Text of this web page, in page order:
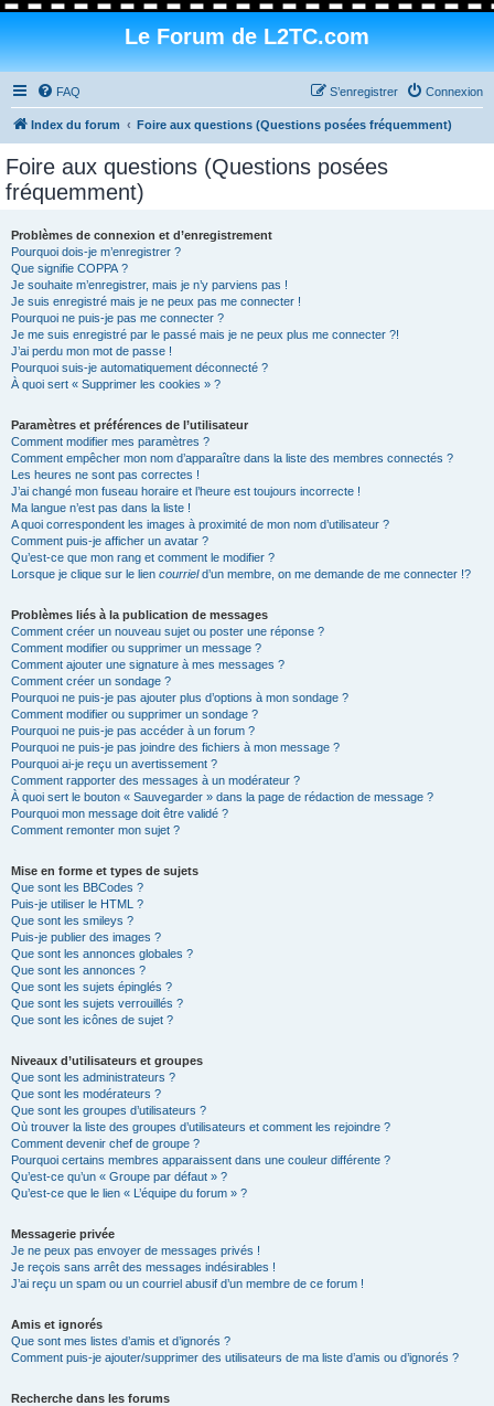
Le Forum de L2TC.com
FAQ Connexion
S’enregistrer
Index du forum Foire aux questions (Questions posées fréquemment)
Foire aux questions (Questions posées
fréquemment)
Problèmes de connexion et d’enregistrement
Pourquoi dois-je m’enregistrer ?
Que signifie COPPA ?
Je souhaite m’enregistrer, mais je n’y parviens pas !
Je suis enregistré mais je ne peux pas me connecter !
Pourquoi ne puis-je pas me connecter ?
Je me suis enregistré par le passé mais je ne peux plus me connecter ?!
J’ai perdu mon mot de passe !
Pourquoi suis-je automatiquement déconnecté ?
À quoi sert « Supprimer les cookies » ?
Paramètres et préférences de l’utilisateur
Comment modifier mes paramètres ?
Comment empêcher mon nom d’apparaître dans la liste des membres connectés ?
Les heures ne sont pas correctes !
J’ai changé mon fuseau horaire et l’heure est toujours incorrecte !
Ma langue n’est pas dans la liste !
A quoi correspondent les images à proximité de mon nom d’utilisateur ?
Comment puis-je afficher un avatar ?
Qu’est-ce que mon rang et comment le modifier ?
Lorsque je clique sur le lien courrield’un membre, on me demande de me connecter !?
Problèmes liés à la publication de messages
Comment créer un nouveau sujet ou poster une réponse ?
Comment modifier ou supprimer un message ?
Comment ajouter une signature à mes messages ?
Comment créer un sondage ?
Pourquoi ne puis-je pas ajouter plus d’options à mon sondage ?
Comment modifier ou supprimer un sondage ?
Pourquoi ne puis-je pas accéder à un forum ?
Pourquoi ne puis-je pas joindre des fichiers à mon message ?
Pourquoi ai-je reçu un avertissement ?
Comment rapporter des messages à un modérateur ?
À quoi sert le bouton « Sauvegarder » dans la page de rédaction de message ?
Pourquoi mon message doit être validé ?
Comment remonter mon sujet ?
Mise en forme et types de sujets
Que sont les BBCodes ?
Puis-je utiliser le HTML ?
Que sont les smileys ?
Puis-je publier des images ?
Que sont les annonces globales ?
Que sont les annonces ?
Que sont les sujets épinglés ?
Que sont les sujets verrouillés ?
Que sont les icônes de sujet ?
Niveaux d’utilisateurs et groupes
Que sont les administrateurs ?
Que sont les modérateurs ?
Que sont les groupes d’utilisateurs ?
Où trouver la liste des groupes d’utilisateurs et comment les rejoindre ?
Comment devenir chef de groupe ?
Pourquoi certains membres apparaissent dans une couleur différente ?
Qu’est-ce qu’un « Groupe par défaut » ?
Qu’est-ce que le lien « L’équipe du forum » ?
Messagerie privée
Je ne peux pas envoyer de messages privés !
Je reçois sans arrêt des messages indésirables !
J’ai reçu un spam ou un courriel abusif d’un membre de ce forum !
Amis et ignorés
Que sont mes listes d’amis et d’ignorés ?
Comment puis-je ajouter/supprimer des utilisateurs de ma liste d’amis ou d’ignorés ?
Recherche dans les forums